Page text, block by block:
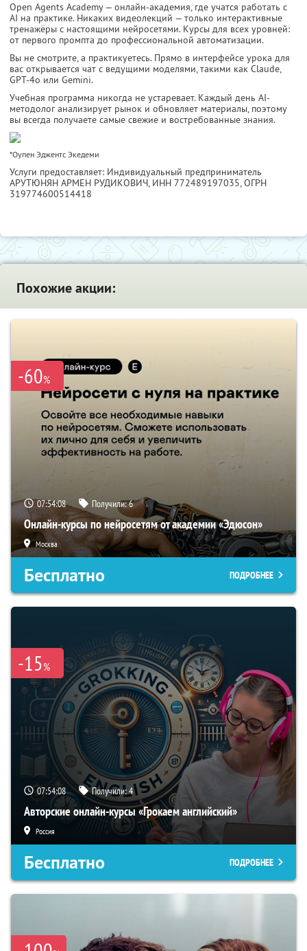
Open Agents Academy — онлайн-академия, где учатся работать с
AI на практике. Никаких видеолекций — только интерактивные
тренажёры с настоящими нейросетями. Курсы для всех уровней:
от первого промпта до профессиональной автоматизации.
Вы не смотрите, а практикуетесь. Прямо в интерфейсе урока для
вас открывается чат с ведущими моделями, такими как Claude,
GPT-4o или Gemini.
Учебная программа никогда не устаревает. Каждый день AI-
методолог анализирует рынок и обновляет материалы, поэтому
вы всегда получаете самые свежие и востребованные знания.
*Оупен Эджентс Экедеми
Услуги предоставляет: Индивидуальный предприниматель
АРУТЮНЯН АРМЕН РУДИКОВИЧ, ИНН 772489197035, ОГРН
319774600514418
Похожие акции:
-60%
07:54:07 Получили:6
Онлайн-курсы по нейросетям от академии «Эдюсон»
Москва
Бесплатно ПОДРОБНЕЕ
-15%
07:54:07 Получили:4
Авторские онлайн-курсы «Грокаем английский»
Россия
Бесплатно ПОДРОБНЕЕ